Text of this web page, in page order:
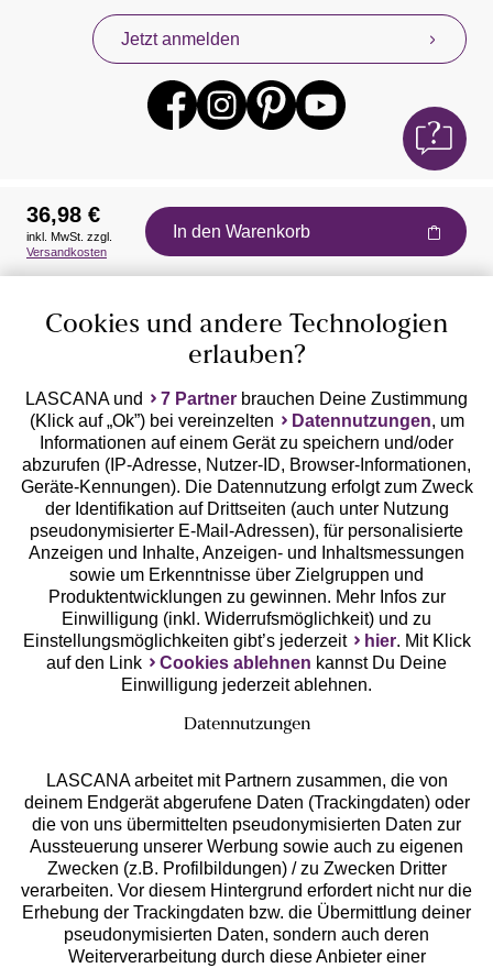
Jetzt anmelden
Auszeichnungen
Geprüfte Sicherheit
Unsere Apps
Services
Beratung
Über uns
36,98 €
inkl. MwSt. zzgl.
Versandkosten
In den Warenkorb
Cookies und andere Technologien
erlauben?
LASCANA und 7 Partner brauchen Deine Zustimmung
(Klick auf „Ok”) bei vereinzelten
Datennutzungen, um
Informationen auf einem Gerät zu speichern und/oder
abzurufen (IP-Adresse, Nutzer-ID, Browser-Informationen,
Geräte-Kennungen). Die Datennutzung erfolgt zum Zweck
der Identifikation auf Drittseiten (auch unter Nutzung
pseudonymisierter E-Mail-Adressen), für personalisierte
Anzeigen und Inhalte, Anzeigen- und Inhaltsmessungen
sowie um Erkenntnisse über Zielgruppen und
Produktentwicklungen zu gewinnen. Mehr Infos zur
Einwilligung (inkl. Widerrufsmöglichkeit) und zu
Einstellungsmöglichkeiten gibt’s jederzeit
hier. Mit Klick
auf den Link
Cookies ablehnen kannst Du Deine
Einwilligung jederzeit ablehnen.
Datennutzungen
LASCANA arbeitet mit Partnern zusammen, die von
deinem Endgerät abgerufene Daten (Trackingdaten) oder
die von uns übermittelten pseudonymisierten Daten zur
Aussteuerung unserer Werbung sowie auch zu eigenen
Zwecken (z.B. Profilbildungen) / zu Zwecken Dritter
verarbeiten. Vor diesem Hintergrund erfordert nicht nur die
Erhebung der Trackingdaten bzw. die Übermittlung deiner
pseudonymisierten Daten, sondern auch deren
Weiterverarbeitung durch diese Anbieter einer